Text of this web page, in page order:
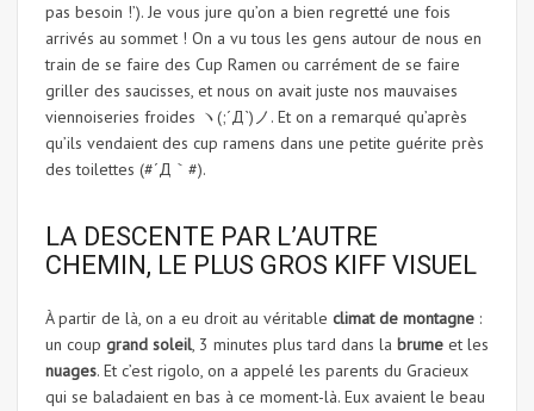
pas besoin !’). Je vous jure qu’on a bien regretté une fois
arrivés au sommet ! On a vu tous les gens autour de nous en
train de se faire des Cup Ramen ou carrément de se faire
griller des saucisses, et nous on avait juste nos mauvaises
viennoiseries froides ヽ(;´Д`)ノ. Et on a remarqué qu’après
qu’ils vendaient des cup ramens dans une petite guérite près
des toilettes (#´Д｀#).
LA DESCENTE PAR L’AUTRE
CHEMIN, LE PLUS GROS KIFF VISUEL
À partir de là, on a eu droit au véritable climat de montagne :
un coup grand soleil, 3 minutes plus tard dans la brume et les
nuages. Et c’est rigolo, on a appelé les parents du Gracieux
qui se baladaient en bas à ce moment-là. Eux avaient le beau